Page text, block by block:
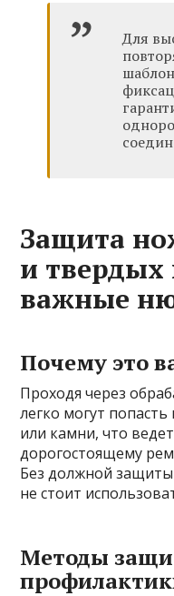
Для
Защита
и
важные
Почему это
Проходя через
легко могут
или камни, что
дорогостоящему
Без должной
не стоит
Методы